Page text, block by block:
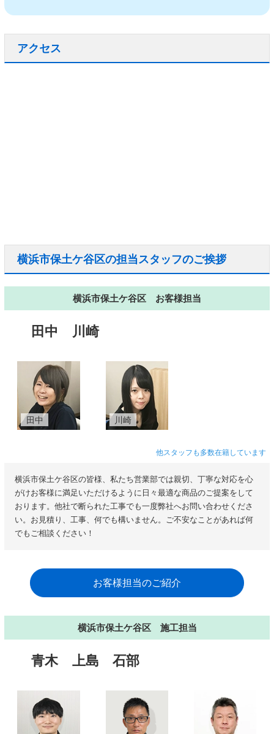
アクセス
横浜市保土ケ谷区の担当スタッフのご挨拶
横浜市保土ケ谷区 お客様担当
田中 川崎
田中 川崎
他スタッフも多数在籍しています
横浜市保土ケ谷区の皆様、私たち営業部では親切、丁寧な対応を心
がけお客様に満足いただけるように日々最適な商品のご提案をして
おります。他社で断られた工事でも一度弊社へお問い合わせくださ
い。お見積り、工事、何でも構いません。ご不安なことがあれば何
でもご相談ください！
お客様担当のご紹介
横浜市保土ケ谷区 施工担当
青木 上島 石部